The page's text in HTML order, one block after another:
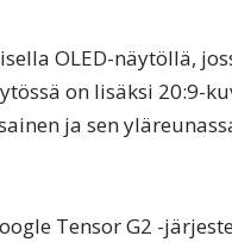
OLED-näytöllä,
on lisäksi 20:9-
ja sen
Tensor G2 -